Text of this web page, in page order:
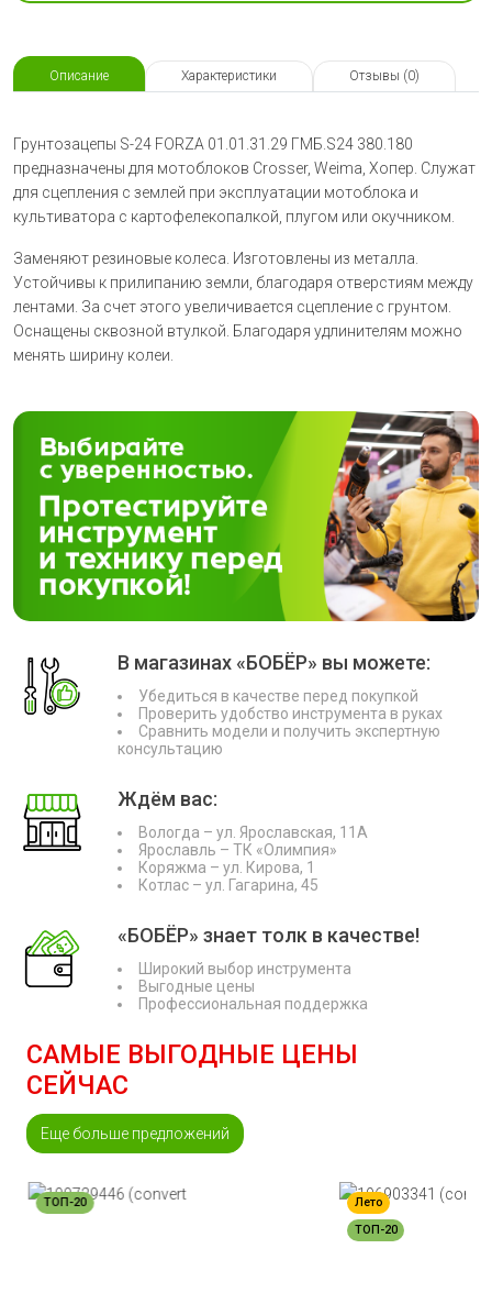
Описание Характеристики Отзывы (0)
Грунтозацепы S-24 FORZA 01.01.31.29 ГМБ.S24 380.180
предназначены для мотоблоков Crosser, Weima, Хопер. Служат
для сцепления с землей при эксплуатации мотоблока и
культиватора с картофелекопалкой, плугом или окучником.
Заменяют резиновые колеса. Изготовлены из металла.
Устойчивы к прилипанию земли, благодаря отверстиям между
лентами. За счет этого увеличивается сцепление с грунтом.
Оснащены сквозной втулкой. Благодаря удлинителям можно
менять ширину колеи.
В магазинах «БОБЁР» вы можете:
Убедиться в качестве перед покупкой
Проверить удобство инструмента в руках
Сравнить модели и получить экспертную
консультацию
Ждём вас:
Вологда – ул. Ярославская, 11А
Ярославль – ТК «Олимпия»
Коряжма – ул. Кирова, 1
Котлас – ул. Гагарина, 45
«БОБЁР» знает толк в качестве!
Широкий выбор инструмента
Выгодные цены
Профессиональная поддержка
САМЫЕ ВЫГОДНЫЕ ЦЕНЫ
СЕЙЧАС
Еще больше предложений
ТОП-20
Лето
ТОП-20